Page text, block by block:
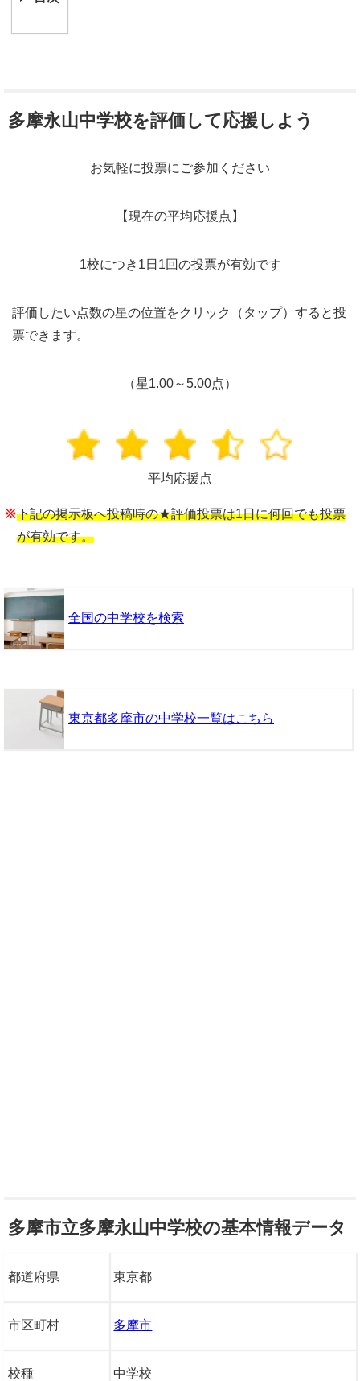
多摩永山中学校を評価して応援しよう
お気軽に投票にご参加ください
【現在の平均応援点】
1校につき1日1回の投票が有効です
評価したい点数の星の位置をクリック（タップ）すると投
票できます。
（星1.00～5.00点）
平均応援点
※下記の掲示板へ投稿時の★評価投票は1日に何回でも投票
が有効です。
全国の中学校を検索
東京都多摩市の中学校一覧はこちら
多摩市立多摩永山中学校の基本情報データ
都道府県 東京都
市区町村 多摩市
校種 中学校